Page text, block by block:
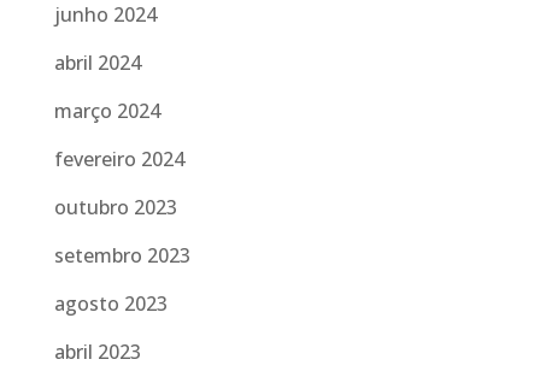
junho 2024
abril 2024
março 2024
fevereiro 2024
outubro 2023
setembro 2023
agosto 2023
abril 2023